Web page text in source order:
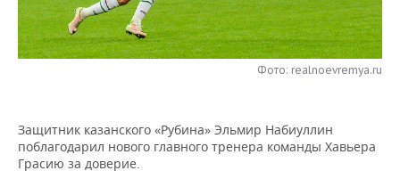
НЕФТЕХИМИЯ
НЕФТЬ
ЭНЕРГЕТИКА
РОЗНИЧНАЯ ТОРГОВЛЯ
НОВОСТИ ТЕХНОЛОГИЙ
ТЕЛЕКОММУНИКАЦИИ
МЕРОПРИЯТИЯ
БИЗНЕС-БРАНЧИ
ФУТБОЛ
НОВОСТИ ОБЩЕСТВА
ФОТОГАЛЕРЕЯ
Фото: realnoevremya.ru
Защитник казанского «Рубина» Эльмир Набиуллин
поблагодарил нового главного тренера команды Хавьера
Грасию за доверие.